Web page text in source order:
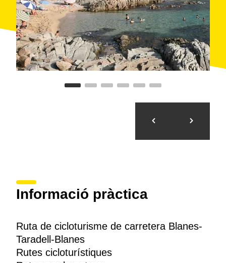
https://www.outdooractive.com/en/route/road-
cycling/spain/blanes-taradell-blanes/101673674/
Informació pràctica
Ruta de cicloturisme de carretera Blanes-
Taradell-Blanes
Rutes cicloturístiques